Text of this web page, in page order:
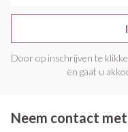
Door op inschrijven te
en gaat u
Neem contact